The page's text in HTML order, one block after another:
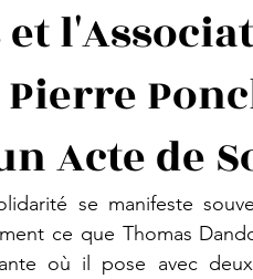
Acte de
se manifeste
ce que Thomas
où il pose avec